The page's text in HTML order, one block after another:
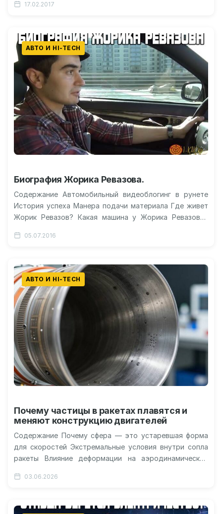
Вопросы безопасности…
17.02.2017
АВТО И HI-TECH
Биография Жорика Ревазова.
Содержание Автомобильный видеоблогинг в рунете
История успеха Манера подачи материала Где живет
Жорик Ревазов? Какая машина у Жорика Ревазова?
05.07.2016
АВТО И HI-TECH
Почему частицы в ракетах плавятся и
меняют конструкцию двигателей
Содержание Почему сфера — это устаревшая форма
для скоростей Экстремальные условия внутри сопла
ракеты Влияние деформации на аэродинамическое
03.06.2026